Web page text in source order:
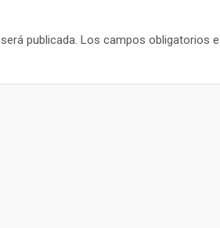
publicada. Los campos obligatorios